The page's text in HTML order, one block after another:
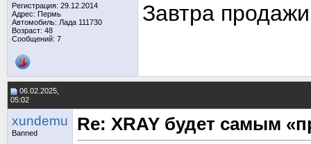
Регистрация: 29.12.2014
Адрес: Пермь
Автомобиль: Лада 111730
Возраст: 48
Сообщений: 7
Завтра
06.02.2025,
05:02
xundemu
Banned
Re: XRAY будет самым